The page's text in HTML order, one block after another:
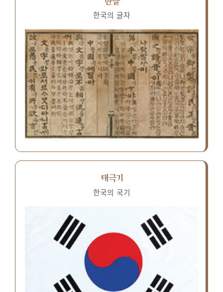
한국의 글자
태극기
한국의 국기